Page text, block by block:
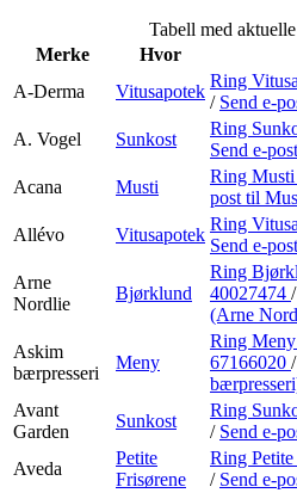
Praktisk informasjon
Ledige stillinger
Magasin
Gavekort
Finn frem
Min Shopping-app
Kundeklubb
Tabell med
Merke
Hvor
A-Derma
Vitusapotek
Ring
/ Send e-
A. Vogel
Sunkost
Ring
Send e-post
Acana
Musti
Ring
post til
Allévo
Vitusapotek
Ring
Send e-post
Arne
Nordlie
Bjørklund
Ring
40027474 /
(Arne
Askim
bærpresseri
Meny
Ring
67166020 /
Avant
Garden
Sunkost
Ring
/ Send e-
Aveda
Petite
Frisørene
Ring
/ Send e-